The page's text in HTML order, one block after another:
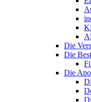
Die
Die
Die